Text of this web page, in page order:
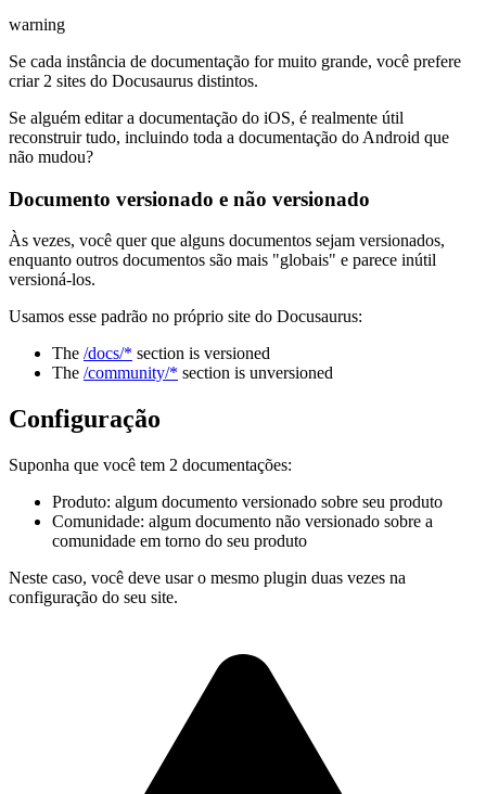
warning
Se cada instância de documentação for muito grande, você prefere
criar 2 sites do Docusaurus distintos.
Se alguém editar a documentação do iOS, é realmente útil
reconstruir tudo, incluindo toda a documentação do Android que
não mudou?
Documento versionado e não versionado
Às vezes, você quer que alguns documentos sejam versionados,
enquanto outros documentos são mais "globais" e parece inútil
versioná-los.
Usamos esse padrão no próprio site do Docusaurus:
The /docs/* section is versioned
The /community/* section is unversioned
Configuração
Suponha que você tem 2 documentações:
Produto: algum documento versionado sobre seu produto
Comunidade: algum documento não versionado sobre a
comunidade em torno do seu produto
Neste caso, você deve usar o mesmo plugin duas vezes na
configuração do seu site.